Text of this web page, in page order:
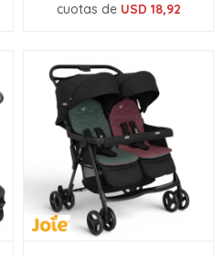
cuotas de USD 18,92